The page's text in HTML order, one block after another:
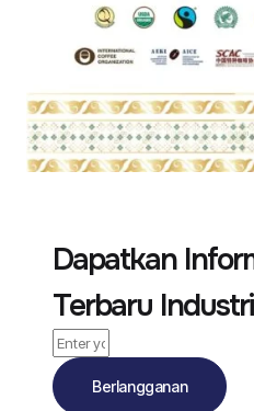
Dapatkan
Terbaru
Berlangganan